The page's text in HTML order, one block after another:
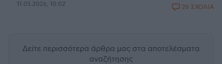
11.05.2026, 10:02 26 ΣΧΟΛΙΑ
Δείτε περισσότερα άρθρα μας στα αποτελέσματα
αναζήτησης